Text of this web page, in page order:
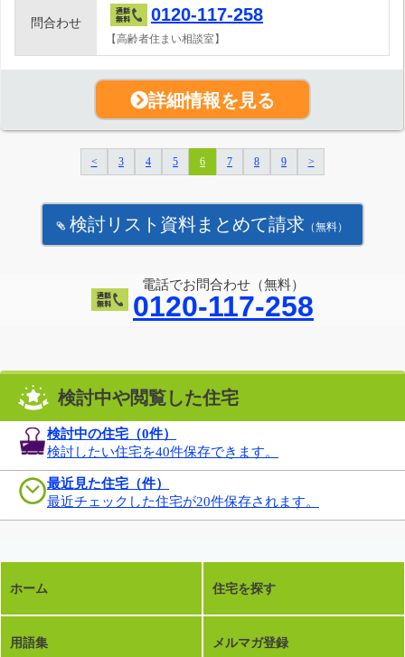
問合わせ 0120-117-258
【高齢者住まい相談室】
詳細情報を見る
< 3 4 5 6 7 8 9 >
検討リスト資料まとめて請求 （無料）
電話でお問合わせ（無料）
0120-117-258
検討中や閲覧した住宅
検討中の住宅（0件）
検討したい住宅を40件保存できます。
最近見た住宅（件）
最近チェックした住宅が20件保存されます。
ホーム 住宅を探す
用語集 メルマガ登録